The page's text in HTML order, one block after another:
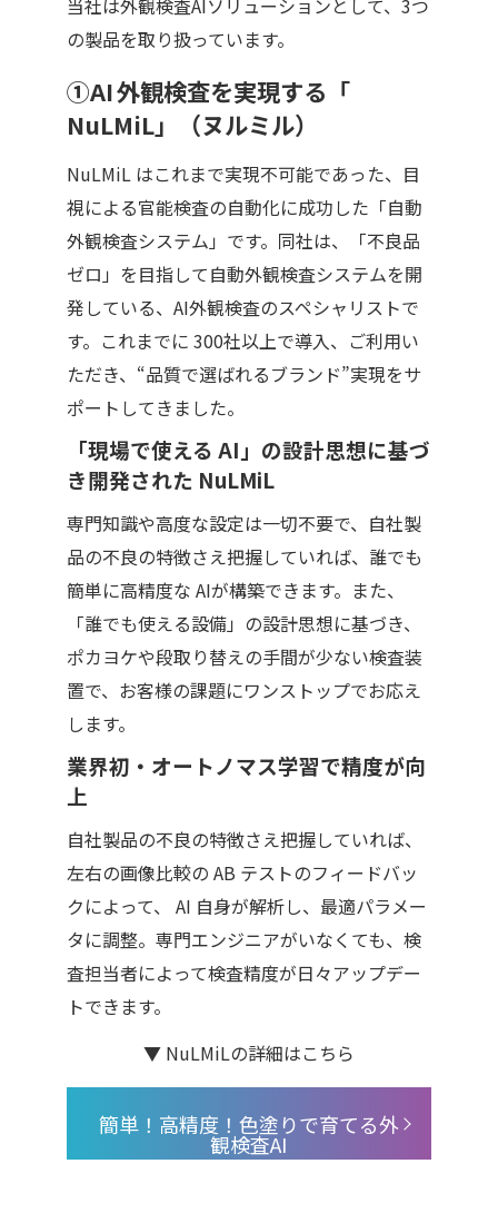
当社は外観検査AIソリューションとして、3つ
の製品を取り扱っています。
①AI外観検査を実現する「
NuLMiL」（ヌルミル）
NuLMiL はこれまで実現不可能であった、目
視による官能検査の自動化に成功した「自動
外観検査システム」です。同社は、「不良品
ゼロ」を目指して自動外観検査システムを開
発している、AI外観検査のスペシャリストで
す。これまでに 300社以上で導入、ご利用い
ただき、“品質で選ばれるブランド”実現をサ
ポートしてきました。
「現場で使える AI 」の設計思想に基づ
き開発された NuLMiL
専門知識や高度な設定は一切不要で、自社製
品の不良の特徴さえ把握していれば、誰でも
簡単に高精度な AIが構築できます。また、
「誰でも使える設備」の設計思想に基づき、
ポカヨケや段取り替えの手間が少ない検査装
置で、お客様の課題にワンストップでお応え
します。
業界初・オートノマス学習で精度が向
上
自社製品の不良の特徴さえ把握していれば、
左右の画像比較の AB テストのフィードバッ
クによって、 AI 自身が解析し、最適パラメー
タに調整。専門エンジニアがいなくても、検
査担当者によって検査精度が日々アップデー
トできます。
▼ NuLMiLの詳細はこちら
簡単！高精度！色塗りで育てる外
観検査AI